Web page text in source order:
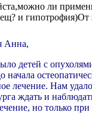
ли
и гипотрофия)От
Анна,
детей с
начала
лечение. Нам
ждать и
но только